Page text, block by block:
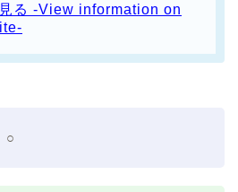
る -View information on
○